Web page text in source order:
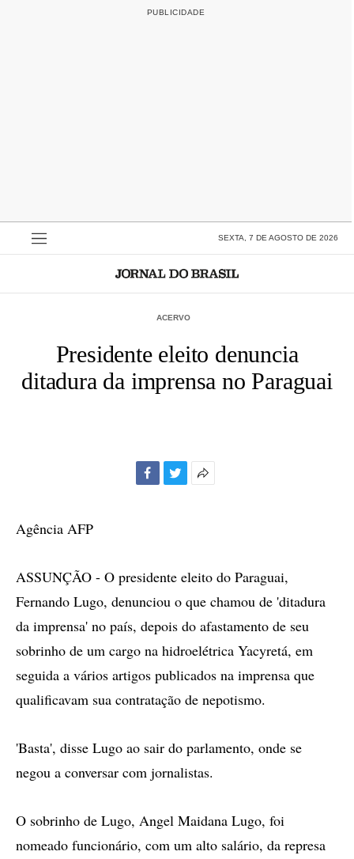
SEXTA, 7 DE AGOSTO DE 2026
ACERVO
Presidente eleito denuncia
ditadura da imprensa no Paraguai
Agência AFP
ASSUNÇÃO - O presidente eleito do Paraguai,
Fernando Lugo, denunciou o que chamou de 'ditadura
da imprensa' no país, depois do afastamento de seu
sobrinho de um cargo na hidroelétrica Yacyretá, em
seguida a vários artigos publicados na imprensa que
qualificavam sua contratação de nepotismo.
'Basta', disse Lugo ao sair do parlamento, onde se
negou a conversar com jornalistas.
O sobrinho de Lugo, Angel Maidana Lugo, foi
nomeado funcionário, com um alto salário, da represa